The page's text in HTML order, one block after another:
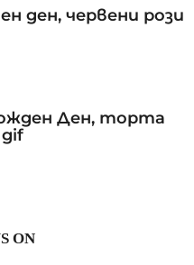
ден, червени рози
Ден, торта
ON